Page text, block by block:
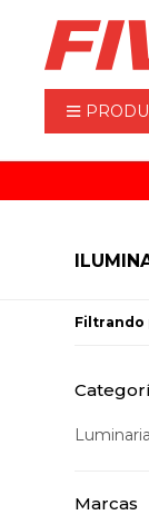
Filtrando
Marcas